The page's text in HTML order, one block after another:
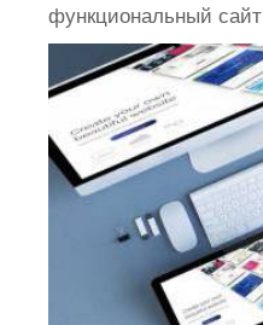
функциональный сайт